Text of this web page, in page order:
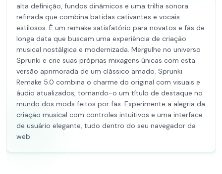
alta definição, fundos dinâmicos e uma trilha sonora
refinada que combina batidas cativantes e vocais
estilosos. É um remake satisfatório para novatos e fãs de
longa data que buscam uma experiência de criação
musical nostálgica e modernizada. Mergulhe no universo
Sprunki e crie suas próprias mixagens únicas com esta
versão aprimorada de um clássico amado. Sprunki
Remake 5.0 combina o charme do original com visuais e
áudio atualizados, tornando-o um título de destaque no
mundo dos mods feitos por fãs. Experimente a alegria da
criação musical com controles intuitivos e uma interface
de usuário elegante, tudo dentro do seu navegador da
web.